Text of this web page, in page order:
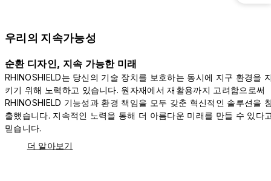
우리의 지속가능성
순환 디자인, 지속 가능한 미래
RHINOSHIELD는 당신의 기술 장치를 보호하는 동시에 지구 환경을
키기 위해 노력하고 있습니다. 원자재에서 재활용까지 고려함으로써
RHINOSHIELD 기능성과 환경 책임을 모두 갖춘 혁신적인 솔루션을
출했습니다. 지속적인 노력을 통해 더 아름다운 미래를 만들 수 있다
믿습니다.
더 알아보기